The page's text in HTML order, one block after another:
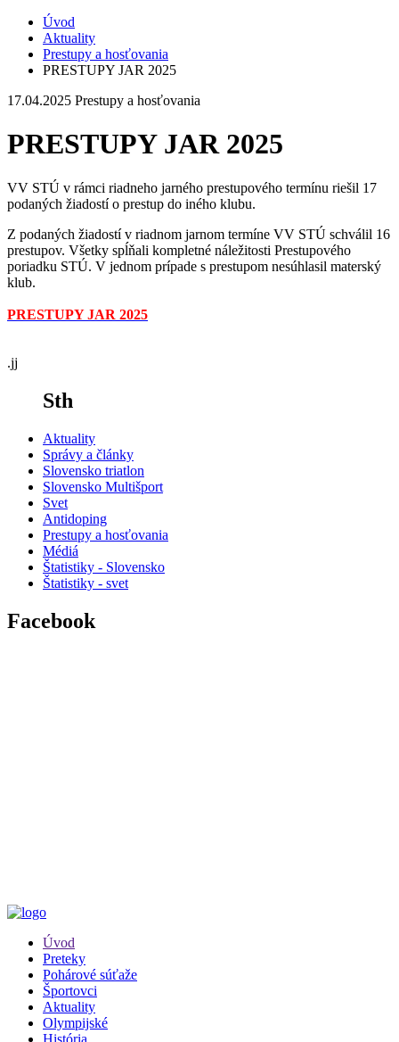
Úvod
Aktuality
Prestupy a hosťovania
PRESTUPY JAR 2025
17.04.2025 Prestupy a hosťovania
PRESTUPY JAR 2025
VV STÚ v rámci riadneho jarného prestupového termínu riešil 17
podaných žiadostí o prestup do iného klubu.
Z podaných žiadostí v riadnom jarnom termíne VV STÚ schválil 16
prestupov. Všetky spĺňali kompletné náležitosti Prestupového
poriadku STÚ. V jednom prípade s prestupom nesúhlasil materský
klub.
PRESTUPY JAR 2025
.jj
Sth
Aktuality
Správy a články
Slovensko triatlon
Slovensko Multišport
Svet
Antidoping
Prestupy a hosťovania
Médiá
Štatistiky - Slovensko
Štatistiky - svet
Facebook
Úvod
Preteky
Pohárové súťaže
Športovci
Aktuality
Olympijské
História